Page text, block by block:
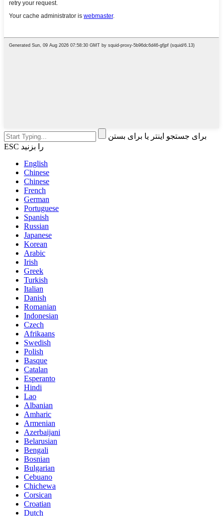
برای جستجو اینتر یا برای بستن
ESC را بزنید
English
Chinese
Chinese
French
German
Portuguese
Spanish
Russian
Japanese
Korean
Arabic
Irish
Greek
Turkish
Italian
Danish
Romanian
Indonesian
Czech
Afrikaans
Swedish
Polish
Basque
Catalan
Esperanto
Hindi
Lao
Albanian
Amharic
Armenian
Azerbaijani
Belarusian
Bengali
Bosnian
Bulgarian
Cebuano
Chichewa
Corsican
Croatian
Dutch